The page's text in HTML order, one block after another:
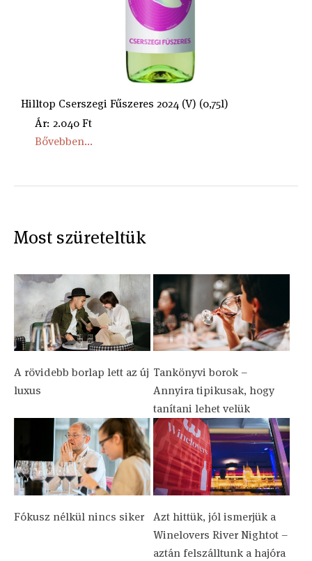
Hilltop Cserszegi Fűszeres 2024 (V) (0,75l)
Ár: 2.040 Ft
Bővebben...
Most szüreteltük
A rövidebb borlap lett az új
luxus
Tankönyvi borok –
Annyira tipikusak, hogy
tanítani lehet velük
Fókusz nélkül nincs siker
Azt hittük, jól ismerjük a
Winelovers River Nightot –
aztán felszálltunk a hajóra